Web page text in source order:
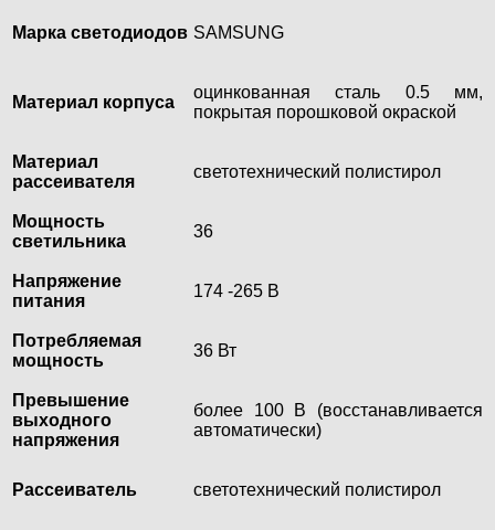
Марка светодиодов SAMSUNG
Материал корпуса
оцинкованная сталь 0.5 мм,
покрытая порошковой окраской
Материал
рассеивателя
светотехнический полистирол
Мощность
светильника
36
Напряжение
питания
174 -265 В
Потребляемая
мощность
36 Вт
Превышение
выходного
напряжения
более 100 В (восстанавливается
автоматически)
Рассеиватель светотехнический полистирол